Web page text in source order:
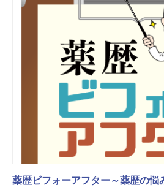
薬歴ビフォーアフター～薬歴の悩